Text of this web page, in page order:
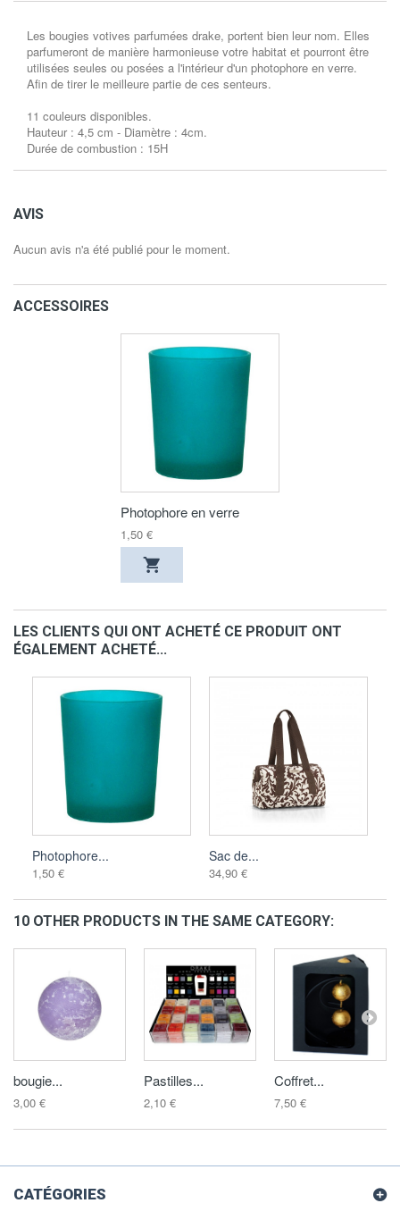
Les bougies votives parfumées drake, portent bien leur nom. Elles
parfumeront de manière harmonieuse votre habitat et pourront être
utilisées seules ou posées a l'intérieur d'un photophore en verre.
Afin de tirer le meilleure partie de ces senteurs.
11 couleurs disponibles.
Hauteur : 4,5 cm - Diamètre : 4cm.
Durée de combustion : 15H
AVIS
Aucun avis n'a été publié pour le moment.
ACCESSOIRES
Photophore en verre
1,50 €
LES CLIENTS QUI ONT ACHETÉ CE PRODUIT ONT
ÉGALEMENT ACHETÉ...
Photophore...
1,50 €
Sac de...
34,90 €
10 OTHER PRODUCTS IN THE SAME CATEGORY:
bougie...
3,00 €
Pastilles...
2,10 €
Coffret...
7,50 €
CATÉGORIES